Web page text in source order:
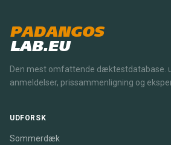
PADANGOS
LAB.EU
Den mest omfattende dæktestdatabase.
anmeldelser, prissammenligning og
UDFORSK
Sommerdæk